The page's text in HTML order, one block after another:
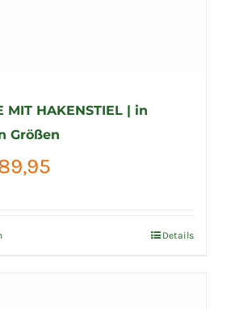
MIT HAKENSTIEL | in
Größen
Dieses
Details